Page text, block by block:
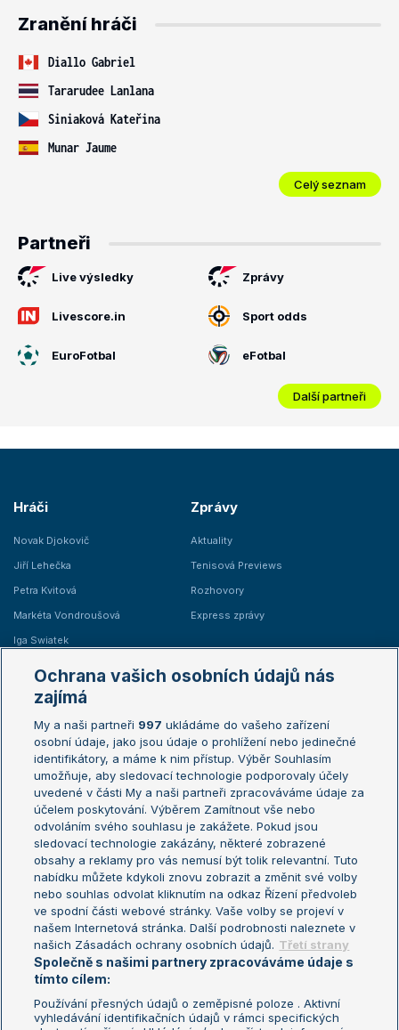
Zranění hráči
Diallo Gabriel
Tararudee Lanlana
Siniaková Kateřina
Munar Jaume
Celý seznam
Partneři
Live výsledky Zprávy
Livescore.in Sport odds
EuroFotbal eFotbal
Další partneři
Hráči
Novak Djokovič
Jiří Lehečka
Petra Kvitová
Markéta Vondroušová
Iga Swiatek
Zprávy
Aktuality
Tenisová Previews
Rozhovory
Express zprávy
Žebříčky
Žebříček ATP (muži)
Žebříček WTA (ženy)
Sázkařský žebříček
Australian Open
French Open
Wimbledon
US Open
Turnaj mistrů
Turnaj mistryň
Aktualní trendy
Fotbalové přestupy
Livesport Daily
LS Prague Open
Ochrana vašich osobních údajů nás
zajímá
My a naši partneři 997 ukládáme do vašeho zařízení
osobní údaje, jako jsou údaje o prohlížení nebo jedinečné
identifikátory, a máme k nim přístup. Výběr Souhlasím
umožňuje, aby sledovací technologie podporovaly účely
uvedené v části My a naši partneři zpracováváme údaje za
účelem poskytování. Výběrem Zamítnout vše nebo
odvoláním svého souhlasu je zakážete. Pokud jsou
sledovací technologie zakázány, některé zobrazené
obsahy a reklamy pro vás nemusí být tolik relevantní. Tuto
nabídku můžete kdykoli znovu zobrazit a změnit své volby
nebo souhlas odvolat kliknutím na odkaz Řízení předvoleb
ve spodní části webové stránky. Vaše volby se projeví v
našem Internetová stránka. Další podrobnosti naleznete v
našich Zásadách ochrany osobních údajů. Třetí strany
Společně s našimi partnery zpracováváme údaje s
tímto cílem:
Používání přesných údajů o zeměpisné poloze . Aktivní
vyhledávání identifikačních údajů v rámci specifických